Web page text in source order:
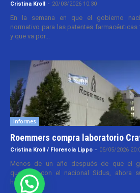
Cristina Kroll - 20/03/2026 10:30
En la semana en que el gobierno
normativo para las patentes farmacéuticas
y que va por...
Informes
Roemmers compra laboratorio
Cristina Kroll / Florencia Lippo - 05/05/2026
Menos de un año después de que el
quedado con el nacional Sidus, ahora
holding....